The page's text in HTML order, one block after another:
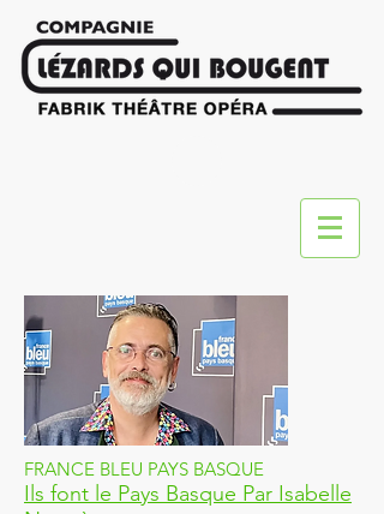
FRANCE BLEU PAYS BASQUE
Ils font le Pays Basque Par Isabelle